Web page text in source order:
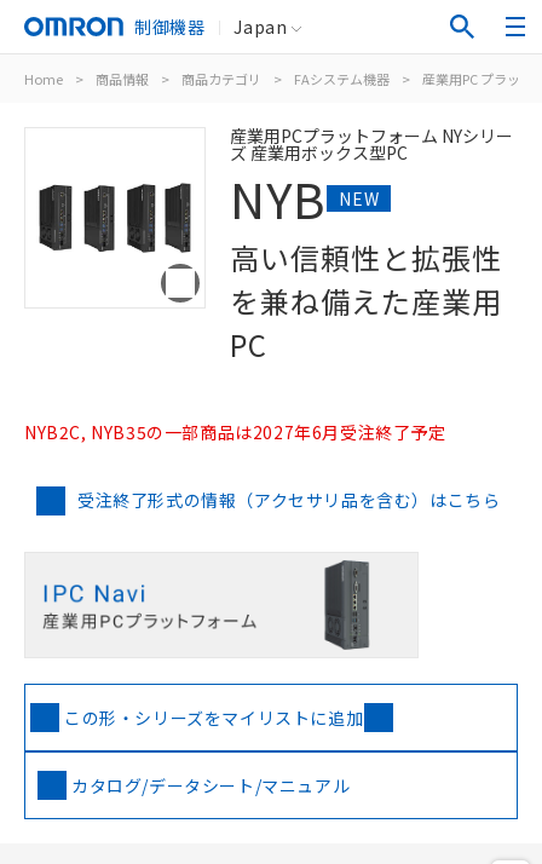
制御機器 Japan
Home > 商品情報 > 商品カテゴリ > FAシステム機器 > 産業用PC プラット
産業用PCプラットフォーム NYシリー
ズ 産業用ボックス型PC
NYB NEW
高い信頼性と拡張性
を兼ね備えた産業用
PC
NYB2C, NYB35の一部商品は2027年6月受注終了予定
受注終了形式の情報（アクセサリ品を含む）はこちら
この形・シリーズをマイリストに追加
カタログ/データシート/マニュアル